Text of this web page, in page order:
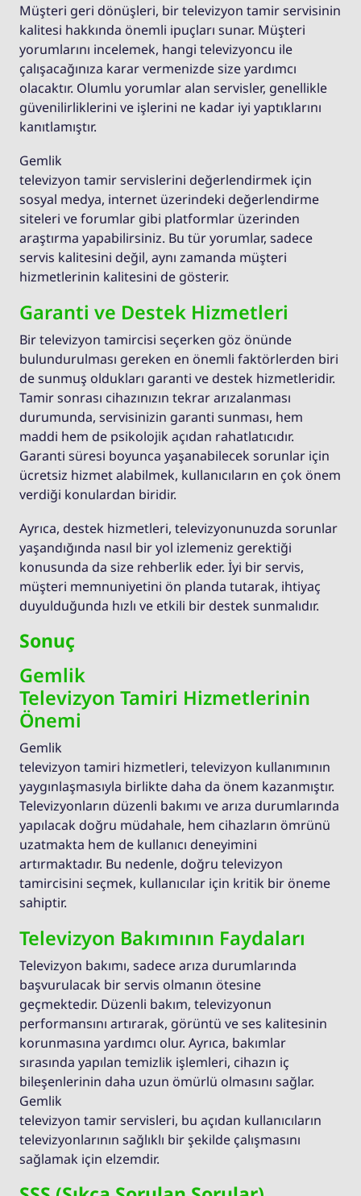
Müşteri geri dönüşleri, bir televizyon tamir servisinin
kalitesi hakkında önemli ipuçları sunar. Müşteri
yorumlarını incelemek, hangi televizyoncu ile
çalışacağınıza karar vermenizde size yardımcı
olacaktır. Olumlu yorumlar alan servisler, genellikle
güvenilirliklerini ve işlerini ne kadar iyi yaptıklarını
kanıtlamıştır.
Gemlik
televizyon tamir servislerini değerlendirmek için
sosyal medya, internet üzerindeki değerlendirme
siteleri ve forumlar gibi platformlar üzerinden
araştırma yapabilirsiniz. Bu tür yorumlar, sadece
servis kalitesini değil, aynı zamanda müşteri
hizmetlerinin kalitesini de gösterir.
Garanti ve Destek Hizmetleri
Bir televizyon tamircisi seçerken göz önünde
bulundurulması gereken en önemli faktörlerden biri
de sunmuş oldukları garanti ve destek hizmetleridir.
Tamir sonrası cihazınızın tekrar arızalanması
durumunda, servisinizin garanti sunması, hem
maddi hem de psikolojik açıdan rahatlatıcıdır.
Garanti süresi boyunca yaşanabilecek sorunlar için
ücretsiz hizmet alabilmek, kullanıcıların en çok önem
verdiği konulardan biridir.
Ayrıca, destek hizmetleri, televizyonunuzda sorunlar
yaşandığında nasıl bir yol izlemeniz gerektiği
konusunda da size rehberlik eder. İyi bir servis,
müşteri memnuniyetini ön planda tutarak, ihtiyaç
duyulduğunda hızlı ve etkili bir destek sunmalıdır.
Sonuç
Gemlik
Televizyon Tamiri Hizmetlerinin
Önemi
Gemlik
televizyon tamiri hizmetleri, televizyon kullanımının
yaygınlaşmasıyla birlikte daha da önem kazanmıştır.
Televizyonların düzenli bakımı ve arıza durumlarında
yapılacak doğru müdahale, hem cihazların ömrünü
uzatmakta hem de kullanıcı deneyimini
artırmaktadır. Bu nedenle, doğru televizyon
tamircisini seçmek, kullanıcılar için kritik bir öneme
sahiptir.
Televizyon Bakımının Faydaları
Televizyon bakımı, sadece arıza durumlarında
başvurulacak bir servis olmanın ötesine
geçmektedir. Düzenli bakım, televizyonun
performansını artırarak, görüntü ve ses kalitesinin
korunmasına yardımcı olur. Ayrıca, bakımlar
sırasında yapılan temizlik işlemleri, cihazın iç
bileşenlerinin daha uzun ömürlü olmasını sağlar.
Gemlik
televizyon tamir servisleri, bu açıdan kullanıcıların
televizyonlarının sağlıklı bir şekilde çalışmasını
sağlamak için elzemdir.